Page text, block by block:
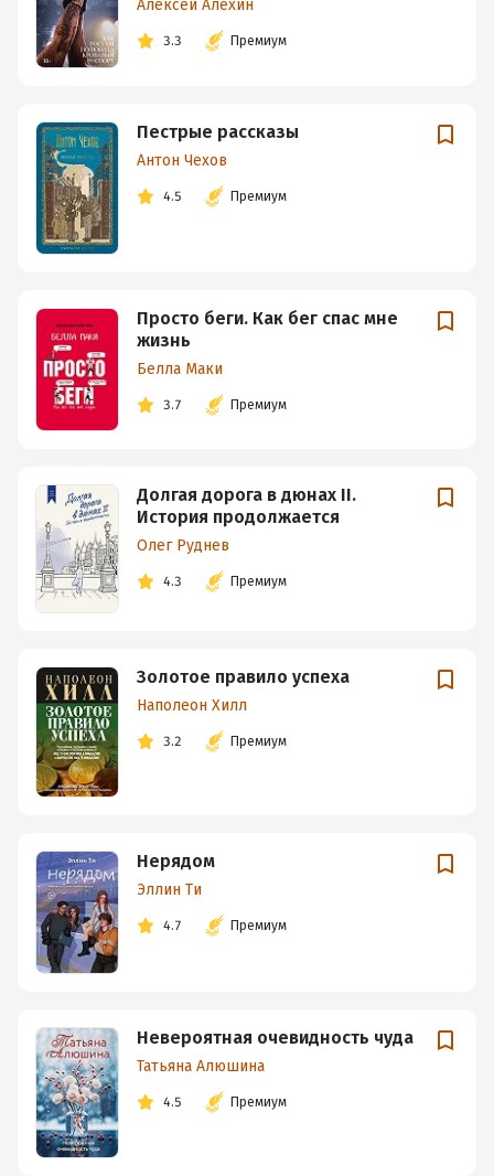
Алексей Алехин
3.3 Премиум
Пестрые рассказы
Антон Чехов
4.5 Премиум
Просто беги. Как бег спас мне
жизнь
Белла Маки
3.7 Премиум
Долгая дорога в дюнах II.
История продолжается
Олег Руднев
4.3 Премиум
Золотое правило успеха
Наполеон Хилл
3.2 Премиум
Нерядом
Эллин Ти
4.7 Премиум
Невероятная очевидность чуда
Татьяна Алюшина
4.5 Премиум